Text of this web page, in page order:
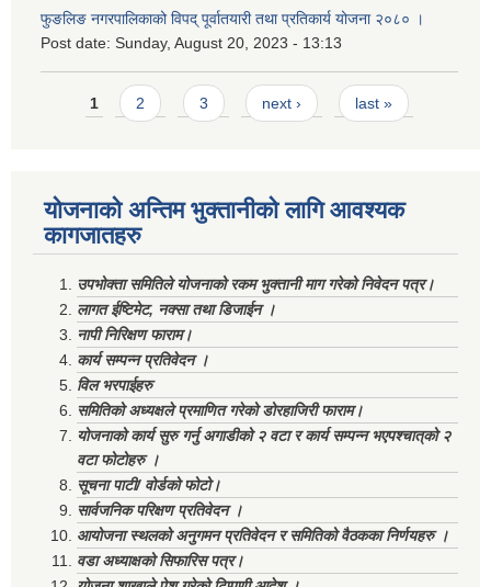
फुङलिङ नगरपालिकाको विपद् पूर्वातयारी तथा प्रतिकार्य योजना २०८० ।
Post date: Sunday, August 20, 2023 - 13:13
Pages
1 2 3 next › last »
योजनाको अन्तिम भुक्तानीको लागि आवश्यक
कागजातहरु
उपभोक्ता समितिले योजनाको रकम भुक्तानी माग गरेको निवेदन पत्र।
लागत ईष्टिमेट, नक्सा तथा डिजाईन ।
नापी निरिक्षण फाराम।
कार्य सम्पन्न प्रतिवेदन ।
विल भरपाईहरु
समितिको अध्यक्षले प्रमाणित गरेको डोरहाजिरी फाराम।
योजनाको कार्य सुरु गर्नु अगाडीको २ वटा र कार्य सम्पन्न भएपश्चात्‌को २
वटा फोटोहरु ।
सूचना पाटी/ वोर्डको फोटो।
सार्वजनिक परिक्षण प्रतिवेदन ।
आयोजना स्थलको अनुगमन प्रतिवेदन र समितिको वैठकका निर्णयहरु ।
वडा अध्याक्षको सिफारिस पत्र।